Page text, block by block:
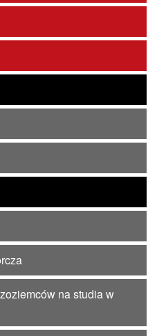
na studia w